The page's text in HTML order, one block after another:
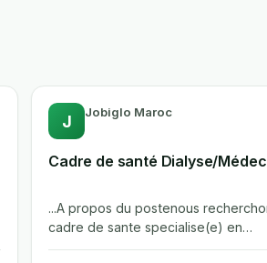
J Jobiglo Maroc
Cadre de santé Dialyse/
...A propos du postenous
cadre de sante specialise(e) en
dialyse/medecine pour rejoindre la